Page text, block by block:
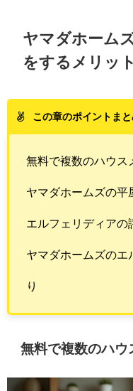
ヤマダホーム
をするメリット
この章のポイントま
無料で複数のハウス
ヤマダホームズの平
エルフェリディアの
ヤマダホームズのエ
り
無料で複数のハウ